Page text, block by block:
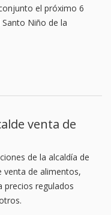
el próximo 6
Niño de la
venta de
de la alcaldía de
venta de alimentos,
precios regulados